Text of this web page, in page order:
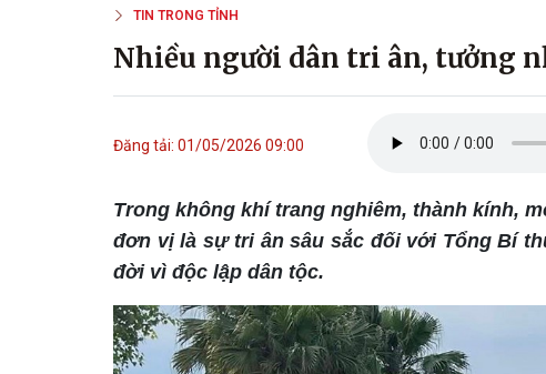
TIN TRONG TỈNH
Nhiều người dân tri ân, tưởng
Đăng tải: 01/05/2026 09:00
Trong không khí trang nghiêm, thành kính,
đơn vị là sự tri ân sâu sắc đối với Tổng Bí
đời vì độc lập dân tộc.